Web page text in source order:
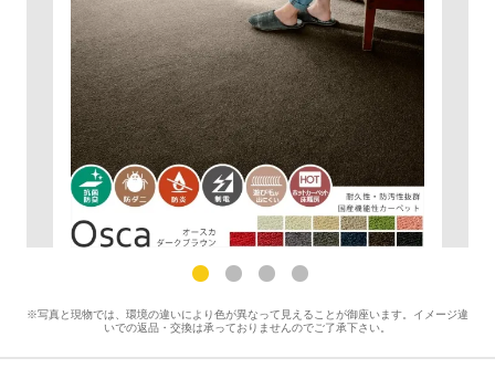
※写真と現物では、環境の違いにより色が異なって見えることが御座います。イメージ違
いでの返品・交換は承っておりませんのでご了承下さい。